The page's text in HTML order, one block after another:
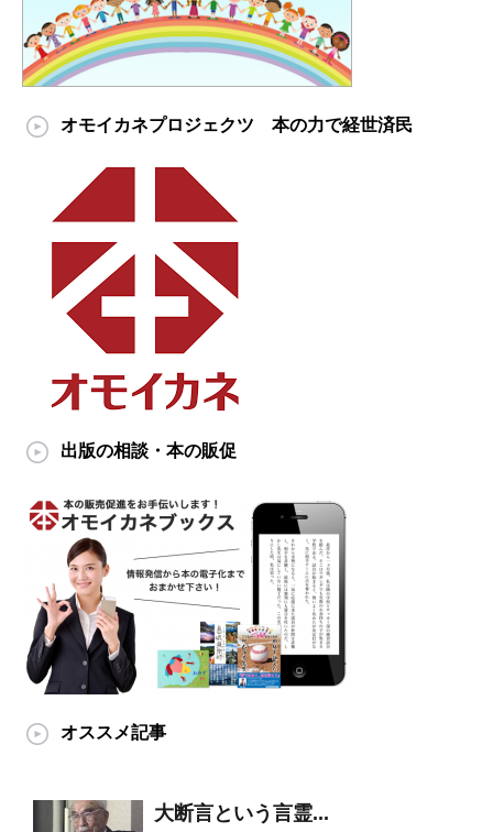
オモイカネプロジェクツ 本の力で経世済民
出版の相談・本の販促
オススメ記事
大断言という言霊...